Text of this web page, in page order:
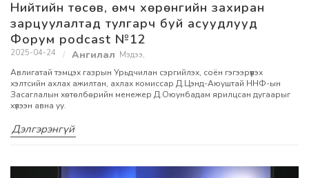
Нийтийн төсөв, өмч хөрөнгийн захиран
зарцуулалтад тулгарч буй асуудлууд
Форум podcast №12
2025-04-24 Мэдээ,
Авлигатай тэмцэх газрын Урьдчилан сэргийлэх, соён гэгээрүүлэх
хэлтсийн ахлах ажилтан, ахлах комиссар Д.Цэнд-Аюуштай ННФ-ын
Засаглалын хөтөлбөрийн менежер Д.Оюунбадам ярилцсан дугаарыг
хүлээн авна уу.
Дэлгэрэнгүй